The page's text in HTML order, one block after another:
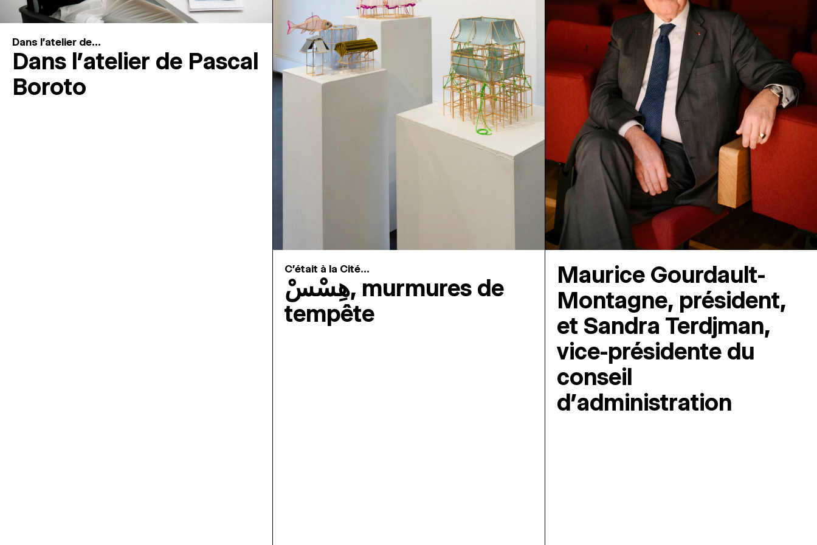
Dans l'atelier de...
Dans l’atelier de Pascal
Boroto
C'était à la Cité...
هِسْسْ, murmures de
tempête
Maurice Gourdault-
Montagne, président,
et Sandra Terdjman,
vice-présidente du
conseil
d’administration